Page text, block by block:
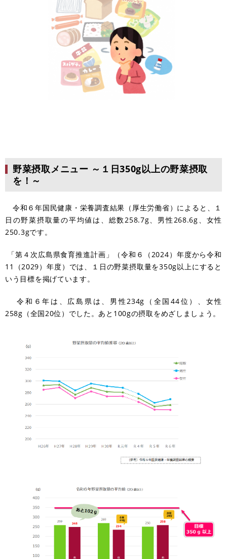
野菜摂取メニュー ～１日350g以上の野菜摂取
を！～
令和６年国民健康・栄養調査結果（厚生労働省）によると、１
日の野菜摂取量の平均値は、総数258.7g、男性268.6g、女性
250.3gです。
「第４次広島県食育推進計画」（令和６（2024）年度から令和
11（2029）年度）では、１日の野菜摂取量を350g以上にすると
いう目標を掲げています。
令和６年は、広島県は、男性234g（全国44位）、女性
258g（全国20位）でした。あと100gの摂取をめざしましょう。